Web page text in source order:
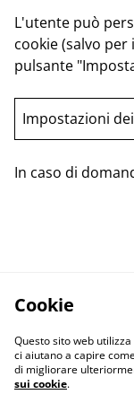
L'utente può
cookie (salvo per
pulsante
Impostazioni
In caso di
Cookie
Questo sito web
ci aiutano a capire
di migliorare
sui cookie.